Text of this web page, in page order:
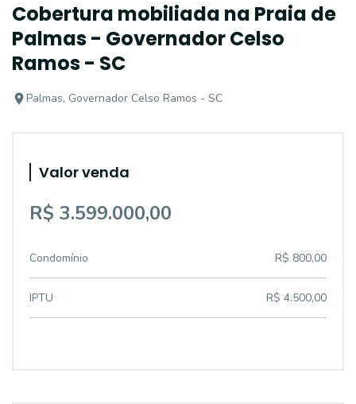
Cobertura mobiliada na Praia de
Palmas - Governador Celso
Ramos - SC
Palmas, Governador Celso Ramos - SC
Valor venda
R$ 3.599.000,00
Condomínio R$ 800,00
IPTU R$ 4.500,00